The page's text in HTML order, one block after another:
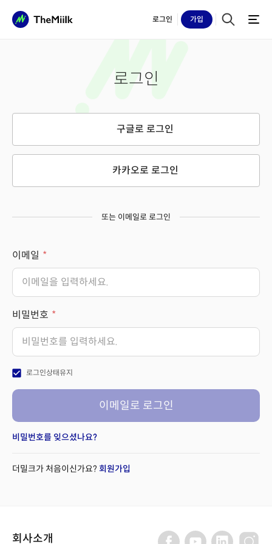
로그인 가입
로그인
구글로 로그인
카카오로 로그인
또는 이메일로 로그인
이메일
비밀번호
check_box 로그인상태유지
이메일로 로그인
비밀번호를 잊으셨나요?
더밀크가 처음이신가요? 회원가입
회사소개